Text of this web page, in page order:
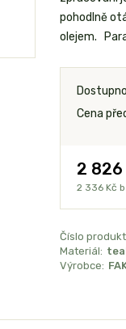
pohodlně
olejem.
Cena
2 826
2 336 Kč
Číslo
Materiál:
Výrobce: